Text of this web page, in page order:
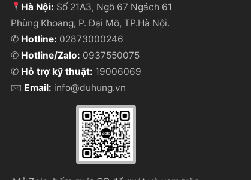
Hà Nội: Số 21A3, Ngõ 67 Ngách 61
Phùng Khoang, P. Đại Mỗ, TP.Hà Nội.
✆ Hotline: 02873000246
✆ Hotline/Zalo: 0937550075
✆ Hỗ trợ kỹ thuật: 19006069
🖂 Email: info@duhung.vn